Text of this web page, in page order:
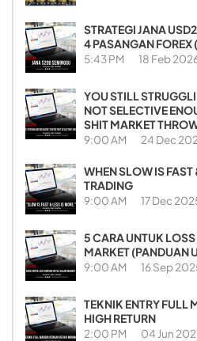
STRATEGI JANA
4 PASANGAN
5:43 PM 18 Feb
YOU STILL
NOT SELECTIVE
SHIT MARKET
9:00 AM 24 Dec
WHEN SLOW IS FAST
TRADING
9:00 AM 17 Dec
5 CARA UNTUK
MARKET (PANDUAN
9:00 AM 16 Sep
TEKNIK ENTRY FULL
HIGH RETURN
2:00 PM 04 Jun